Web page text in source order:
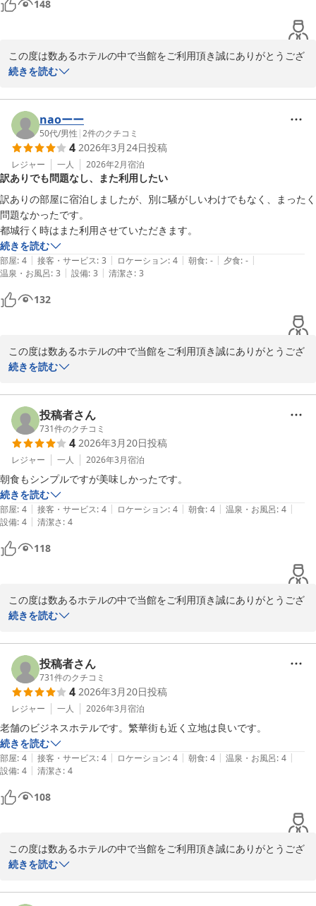
148
この度は数あるホテルの中で当館をご利用頂き誠にありがとうござ
います。
上げます。
スタッフに関するお褒めのお言葉をいただき大変嬉しく拝読させて
いただきました。
スタッフにも共有したところ大変喜んでおりました。
今後も快適なご宿泊をご提供できるよう心掛けて参ります。
またのご来館をスタッフ一同心よりお待ちしております。
メインホテル
2026-05-31
続きを読む
naoーー
50代/男性 |2件のクチコミ
4 2026年3月24日投稿
レジャー 一人 2026年2月宿泊
訳ありでも問題なし、また利用したい
訳ありの部屋に宿泊しましたが、別に騒がしいわけでもなく、まったく
問題なかったです。
都城行く時はまた利用させていただきます。
続きを読む
部屋: 4 | 接客・サービス: 3 | ロケーション: 4 | 朝食: - | 夕食: - |
温泉・お風呂: 3 | 設備: 3 | 清潔さ: 3
132
この度は数あるホテルの中で当館をご利用頂き誠にありがとうござ
います。
上げます。
ご滞在中は、お寛ぎ頂けたご様子が伺え何よりでございます。
また、都城に来られた際には是非お立ち寄りくださいませ。
この度はご宿泊頂きまして誠にありがとうございました。
メインホテル
2026-05-31
続きを読む
投稿者さん
731件のクチコミ
4 2026年3月20日投稿
レジャー 一人 2026年3月宿泊
朝食もシンプルですが美味しかったです。
続きを読む
部屋: 4 | 接客・サービス: 4 | ロケーション: 4 | 朝食: 4 | 温泉・お風呂: 4 |
設備: 4 | 清潔さ: 4
118
この度は数あるホテルの中で当館をご利用頂き誠にありがとうござ
います。
上げます。
朝食についてお褒めの言葉を頂戴し、大変光栄に存じます。
再びお客様へお会いできます日を心よりお待ち申し上げておりま
す。
メインホテル
2026-03-23
続きを読む
投稿者さん
731件のクチコミ
4 2026年3月20日投稿
レジャー 一人 2026年3月宿泊
老舗のビジネスホテルです。繁華街も近く立地は良いです。
続きを読む
部屋: 4 | 接客・サービス: 4 | ロケーション: 4 | 朝食: 4 | 温泉・お風呂: 4 |
設備: 4 | 清潔さ: 4
108
この度は数あるホテルの中で当館をご利用頂き誠にありがとうござ
います。
上げます。
続きを読む